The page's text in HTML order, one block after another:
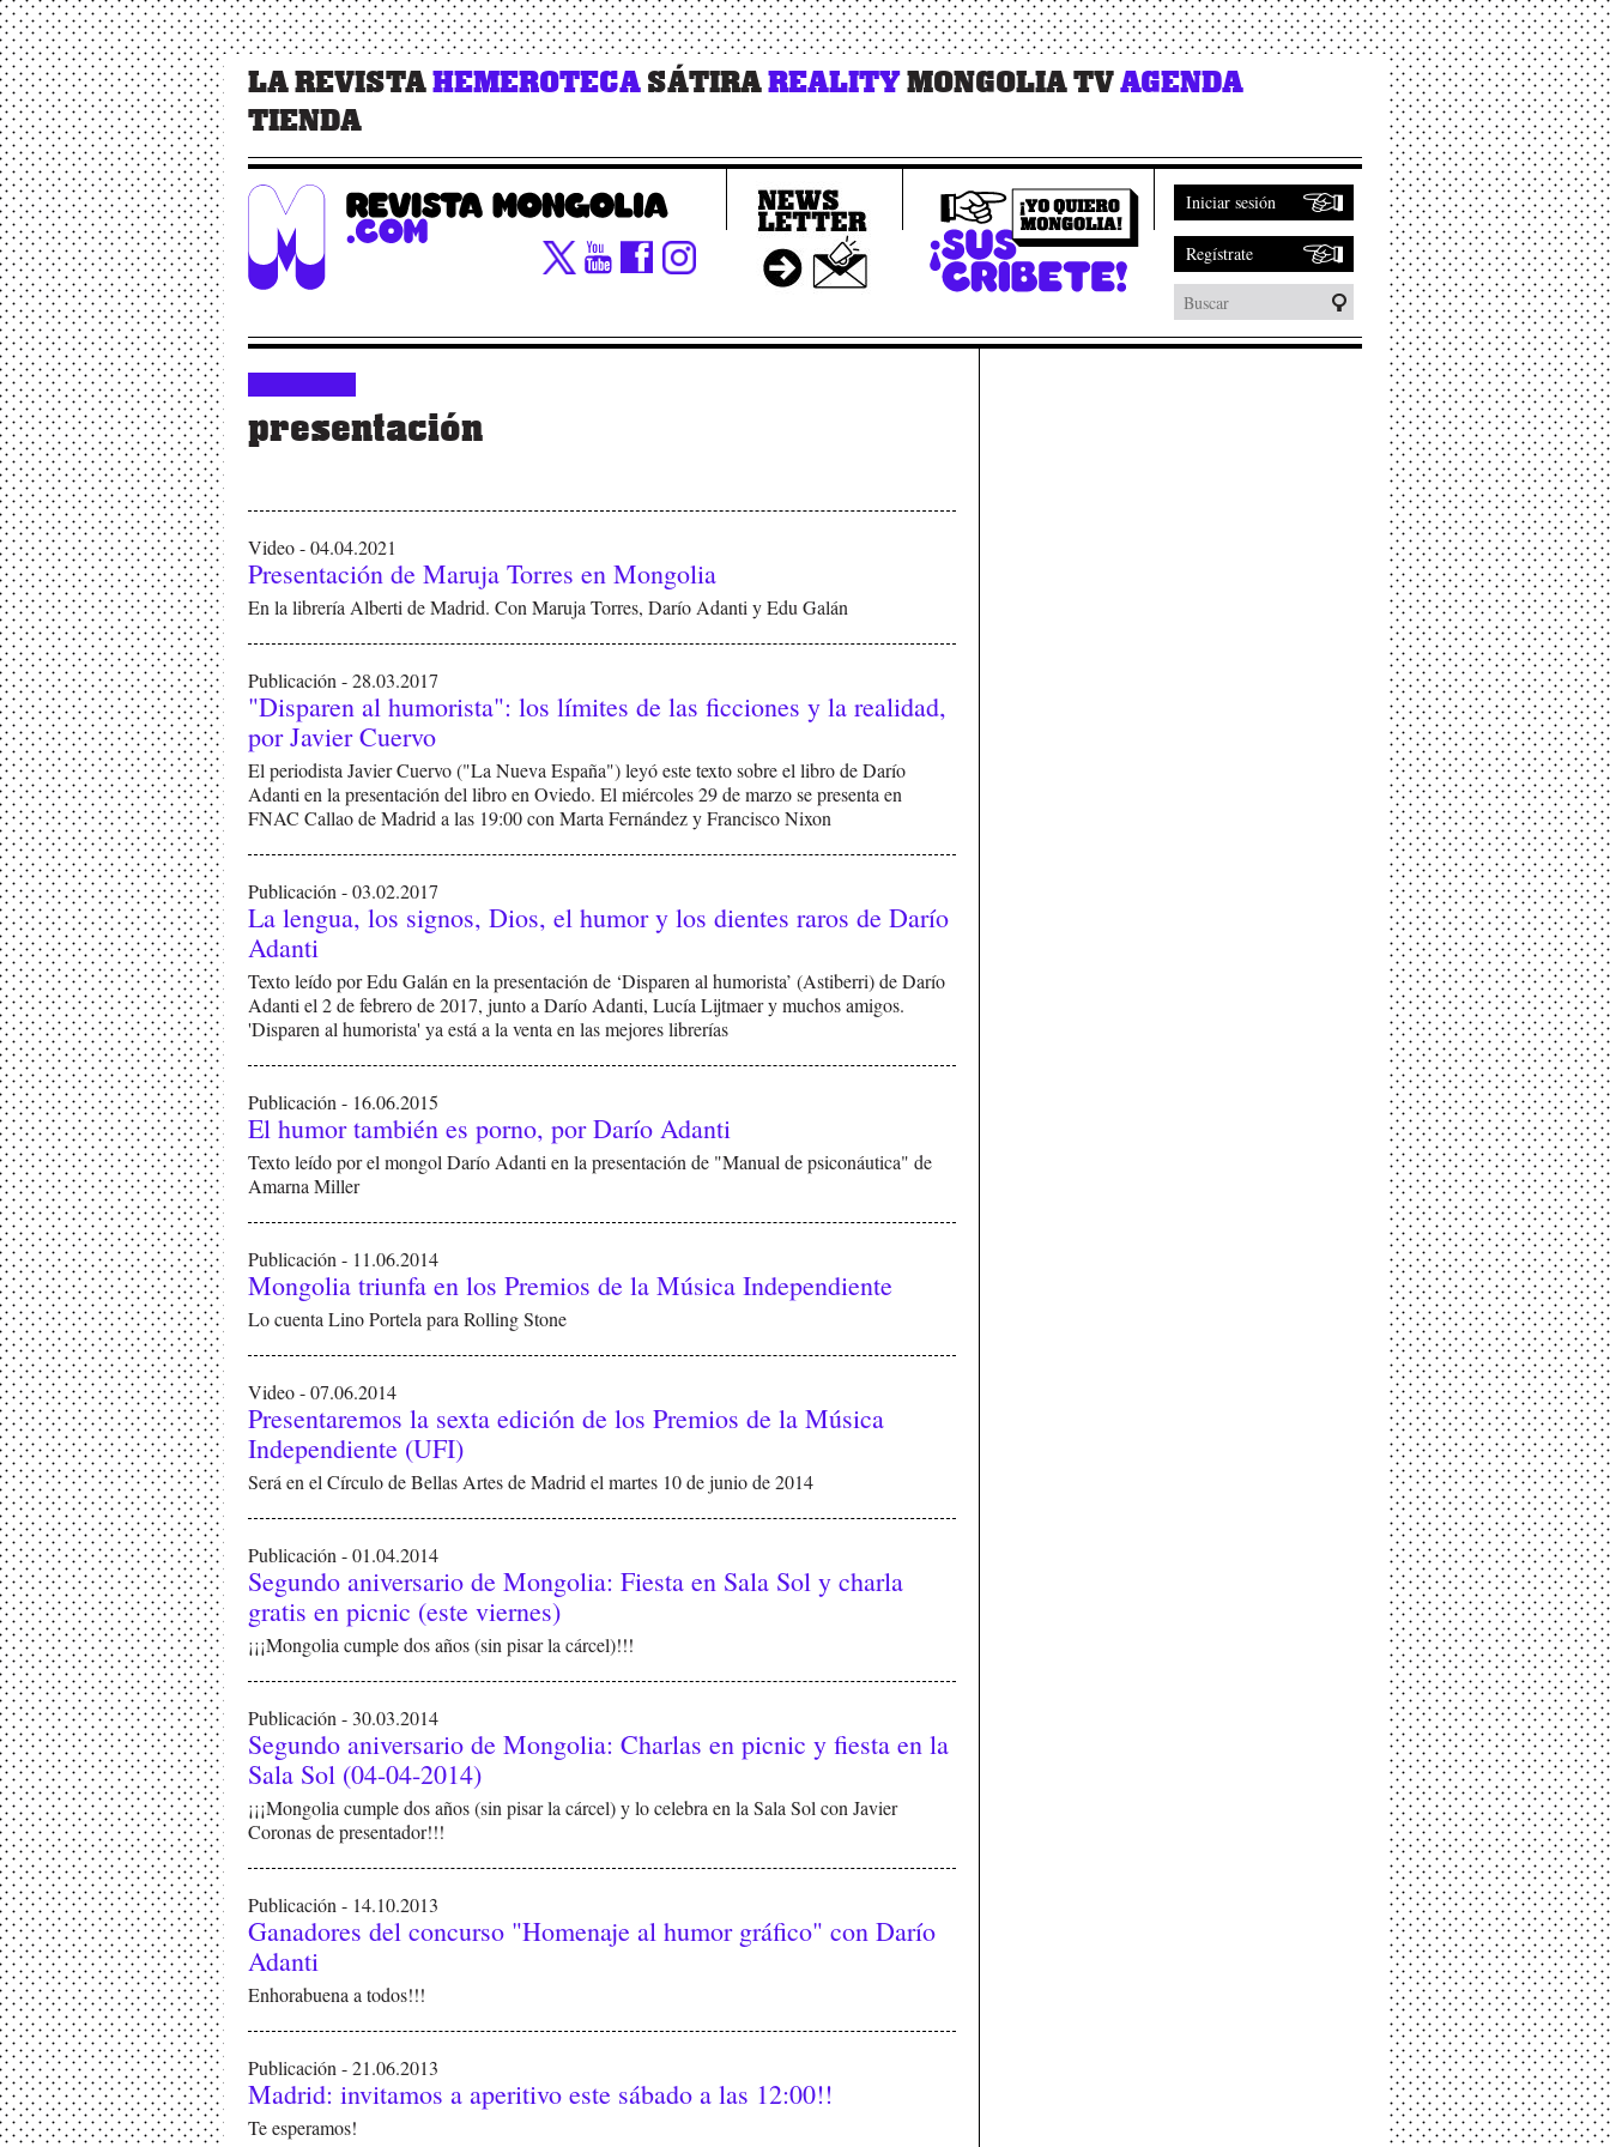
LA REVISTAHEMEROTECASÁTIRAREALITYMONGOLIA TVAGENDA
TIENDA
Iniciar sesión
Regístrate
presentación
Video - 04.04.2021
Presentación de Maruja Torres en Mongolia
En la librería Alberti de Madrid. Con Maruja Torres, Darío Adanti y Edu Galán
Publicación - 28.03.2017
"Disparen al humorista": los límites de las ficciones y la realidad,
por Javier Cuervo
El periodista Javier Cuervo ("La Nueva España") leyó este texto sobre el libro de Darío
Adanti en la presentación del libro en Oviedo. El miércoles 29 de marzo se presenta en
FNAC Callao de Madrid a las 19:00 con Marta Fernández y Francisco Nixon
Publicación - 03.02.2017
La lengua, los signos, Dios, el humor y los dientes raros de Darío
Adanti
Texto leído por Edu Galán en la presentación de ‘Disparen al humorista’ (Astiberri) de Darío
Adanti el 2 de febrero de 2017, junto a Darío Adanti, Lucía Lijtmaer y muchos amigos.
'Disparen al humorista' ya está a la venta en las mejores librerías
Publicación - 16.06.2015
El humor también es porno, por Darío Adanti
Texto leído por el mongol Darío Adanti en la presentación de "Manual de psiconáutica" de
Amarna Miller
Publicación - 11.06.2014
Mongolia triunfa en los Premios de la Música Independiente
Lo cuenta Lino Portela para Rolling Stone
Video - 07.06.2014
Presentaremos la sexta edición de los Premios de la Música
Independiente (UFI)
Será en el Círculo de Bellas Artes de Madrid el martes 10 de junio de 2014
Publicación - 01.04.2014
Segundo aniversario de Mongolia: Fiesta en Sala Sol y charla
gratis en picnic (este viernes)
¡¡¡Mongolia cumple dos años (sin pisar la cárcel)!!!
Publicación - 30.03.2014
Segundo aniversario de Mongolia: Charlas en picnic y fiesta en la
Sala Sol (04-04-2014)
¡¡¡Mongolia cumple dos años (sin pisar la cárcel) y lo celebra en la Sala Sol con Javier
Coronas de presentador!!!
Publicación - 14.10.2013
Ganadores del concurso "Homenaje al humor gráfico" con Darío
Adanti
Enhorabuena a todos!!!
Publicación - 21.06.2013
Madrid: invitamos a aperitivo este sábado a las 12:00!!
Te esperamos!